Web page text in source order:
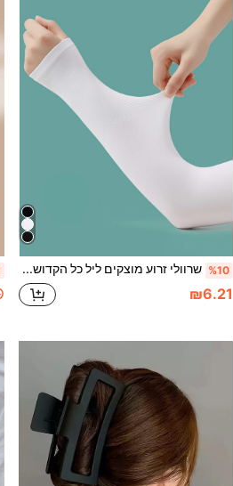
%10 שרוולי זרוע מוצקים ליל כל הקדושים קיץ
₪6.21